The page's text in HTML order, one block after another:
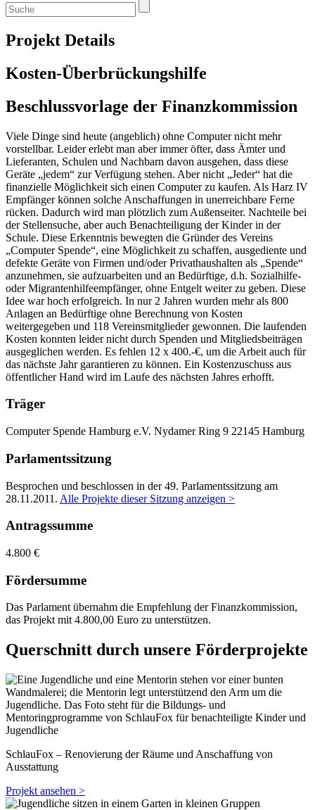
Projekt Details
Kosten-Überbrückungshilfe
Beschlussvorlage der Finanzkommission
Viele Dinge sind heute (angeblich) ohne Computer nicht mehr
vorstellbar. Leider erlebt man aber immer öfter, dass Ämter und
Lieferanten, Schulen und Nachbarn davon ausgehen, dass diese
Geräte „jedem“ zur Verfügung stehen. Aber nicht „Jeder“ hat die
finanzielle Möglichkeit sich einen Computer zu kaufen. Als Harz IV
Empfänger können solche Anschaffungen in unerreichbare Ferne
rücken. Dadurch wird man plötzlich zum Außenseiter. Nachteile bei
der Stellensuche, aber auch Benachteiligung der Kinder in der
Schule. Diese Erkenntnis bewegten die Gründer des Vereins
„Computer Spende“, eine Möglichkeit zu schaffen, ausgediente und
defekte Geräte von Firmen und/oder Privathaushalten als „Spende“
anzunehmen, sie aufzuarbeiten und an Bedürftige, d.h. Sozialhilfe-
oder Migrantenhilfeempfänger, ohne Entgelt weiter zu geben. Diese
Idee war hoch erfolgreich. In nur 2 Jahren wurden mehr als 800
Anlagen an Bedürftige ohne Berechnung von Kosten
weitergegeben und 118 Vereinsmitglieder gewonnen. Die laufenden
Kosten konnten leider nicht durch Spenden und Mitgliedsbeiträgen
ausgeglichen werden. Es fehlen 12 x 400.-€, um die Arbeit auch für
das nächste Jahr garantieren zu können. Ein Kostenzuschuss aus
öffentlicher Hand wird im Laufe des nächsten Jahres erhofft.
Träger
Computer Spende Hamburg e.V. Nydamer Ring 9 22145 Hamburg
Parlamentssitzung
Besprochen und beschlossen in der 49. Parlamentssitzung am
28.11.2011 . Alle Projekte dieser Sitzung anzeigen >
Antragssumme
4.800 €
Fördersumme
Das Parlament übernahm die Empfehlung der Finanzkommission,
das Projekt mit 4.800,00 Euro zu unterstützen.
Querschnitt durch unsere Förderprojekte
SchlauFox – Renovierung der Räume und Anschaffung von
Ausstattung
Projekt ansehen >